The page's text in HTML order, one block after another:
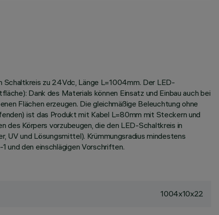
Schaltkreis zu 24Vdc, Länge L=1004mm. Der LED-
Dank des Materials können Einsatz und Einbau auch bei
Flächen erzeugen. Die gleichmäßige Beleuchtung ohne
ist das Produkt mit Kabel L=80mm mit Steckern und
Körpers vorzubeugen, die den LED-Schaltkreis in
UV und Lösungsmittel). Krümmungsradius mindestens
und den einschlägigen Vorschriften.
1004x10x22